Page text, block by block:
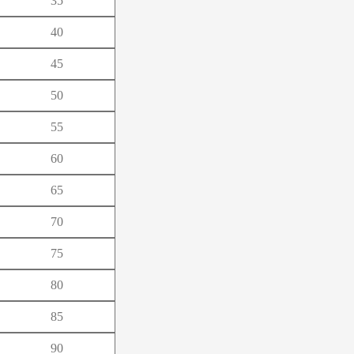
40
45
50
55
60
65
70
75
80
85
90